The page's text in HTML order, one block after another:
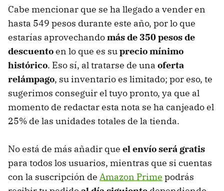
Cabe mencionar que se ha llegado a vender en
hasta 549 pesos durante este año, por lo que
estarías aprovechandomás de 350 pesos de
descuentoen lo que es suprecio mínimo
histórico. Eso sí, al tratarse de una oferta
relámpago, su inventario es limitado; por eso, te
sugerimos conseguir el tuyo pronto, ya que al
momento de redactar esta nota se ha canjeado el
25% de las unidades totales de la tienda.
No está de más añadir que el envío será gratis
para todos los usuarios, mientras que si cuentas
con la suscripción de Amazon Prime podrás